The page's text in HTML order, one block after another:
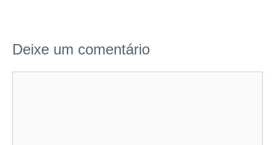
Deixe um comentário